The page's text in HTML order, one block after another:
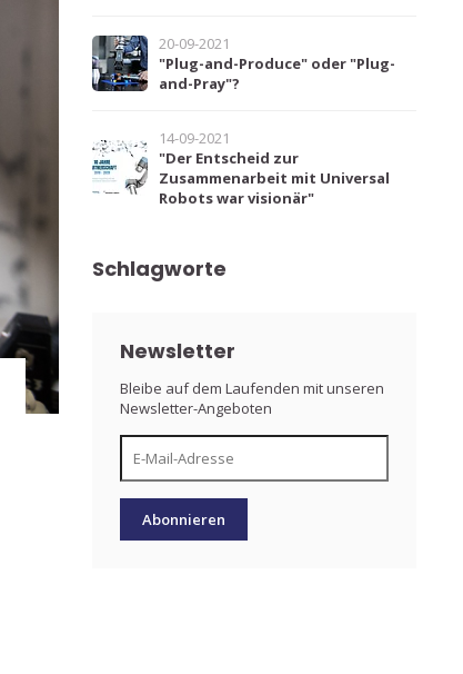
20-09-2021
"Plug-and-Produce" oder "Plug-
and-Pray"?
14-09-2021
"Der Entscheid zur
Zusammenarbeit mit Universal
Robots war visionär"
Schlagworte
Newsletter
Bleibe auf dem Laufenden mit unseren
Newsletter-Angeboten
Abonnieren